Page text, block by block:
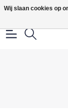
Wij slaan cookies op